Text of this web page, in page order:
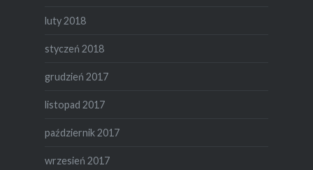
luty 2018
styczeń 2018
grudzień 2017
listopad 2017
październik 2017
wrzesień 2017